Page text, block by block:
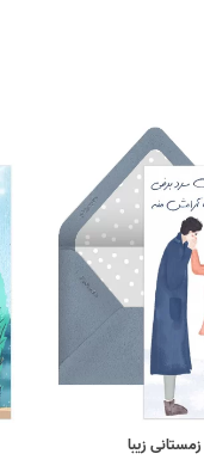
زیبا